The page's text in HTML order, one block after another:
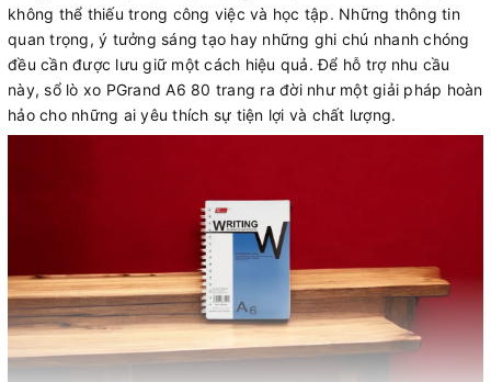
không thể thiếu trong công việc và học tập. Những thông tin
quan trọng, ý tưởng sáng tạo hay những ghi chú nhanh chóng
đều cần được lưu giữ một cách hiệu quả. Để hỗ trợ nhu cầu
này, sổ lò xo PGrand A6 80 trang ra đời như một giải pháp hoàn
hảo cho những ai yêu thích sự tiện lợi và chất lượng.